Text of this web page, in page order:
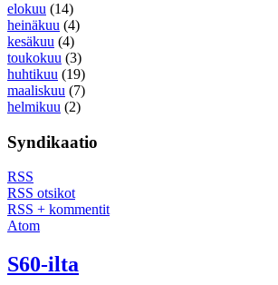
elokuu (14)
heinäkuu (4)
kesäkuu (4)
toukokuu (3)
huhtikuu (19)
maaliskuu (7)
helmikuu (2)
Syndikaatio
RSS
RSS otsikot
RSS + kommentit
Atom
S60-ilta